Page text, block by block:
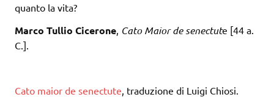
quanto la vita?
Marco Tullio Cicerone Cato Maior de senectute [44 a.
C.].
Cato maior de senectute , traduzione di Luigi Chiosi.